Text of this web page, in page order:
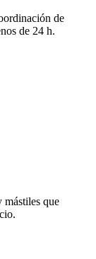
de
de 24 h.
mástiles que